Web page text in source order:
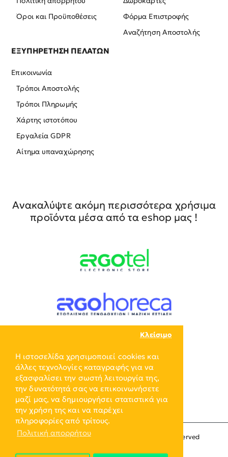
Η ιστοσελίδα χρησιμοποιεί cookies και
άλλες τεχνολογίες καταγραφής για να
εξασφαλίσει την σωστή λειτουργία της,
την δυνατότητά σας να επικοινωνήσετε
μαζί μας, να δημιουργήσει στατιστικά για
την χρήση της και να παρέχει
πληροφορίες από τρίτους.
Πολιτική απορρήτου
Κλείσιμο
Όροι και Προϋποθέσεις
Φόρμα Επιστροφής
Αναζήτηση Αποστολής
ΕΞΥΠΗΡΕΤΗΣΗ ΠΕΛΑΤΩΝ
Επικοινωνία
Τρόποι Αποστολής
Τρόποι Πληρωμής
Χάρτης ιστοτόπου
Εργαλεία GDPR
Αίτημα υπαναχώρησης
Ανακαλύψτε ακόμη περισσότερα χρήσιμα
προϊόντα μέσα από τα eshop μας !
Copyright © 2024, ERGO-GROUP, All Rights Reserved